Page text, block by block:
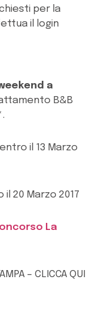
per la
il login
a
B&B
entro il 13 Marzo
il 20 Marzo 2017
La
– CLICCA QUI